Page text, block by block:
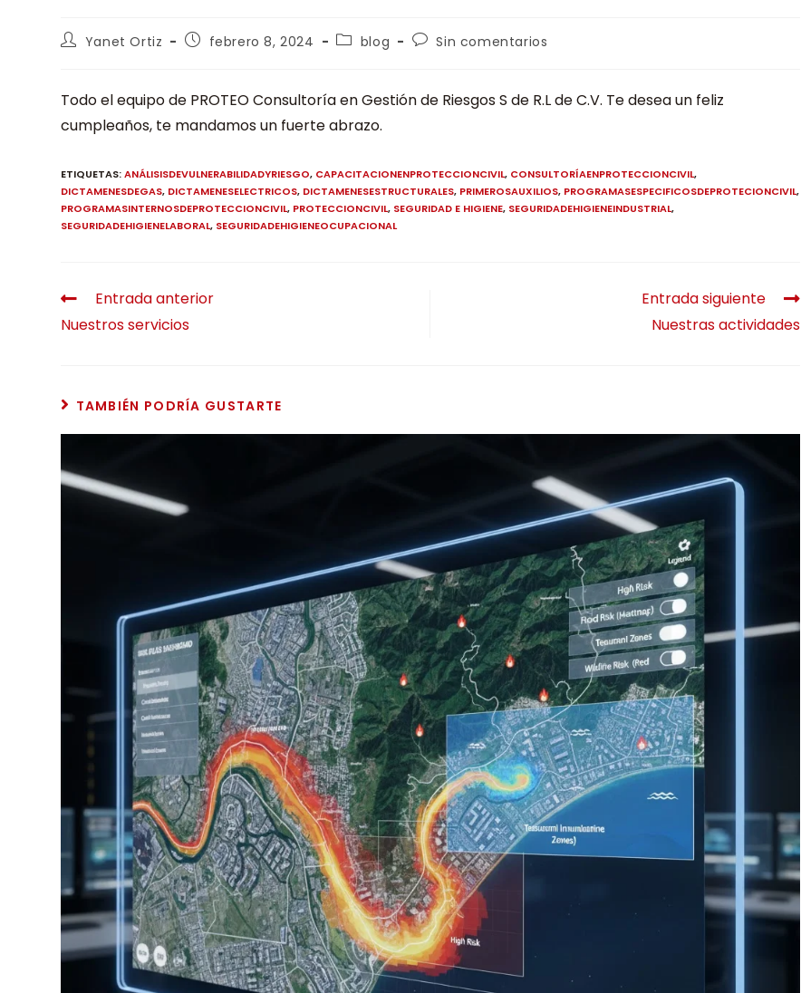
Yanet Ortiz febrero 8, 2024 blog Sin comentarios
Todo el equipo de PROTEO Consultoría en Gestión de Riesgos S de R.L de C.V. Te desea un feliz
cumpleaños, te mandamos un fuerte abrazo.
ETIQUETAS:ANÁLISISDEVULNERABILIDADYRIESGO, CAPACITACIONENPROTECCIONCIVIL, CONSULTORÍAENPROTECCIONCIVIL,
DICTAMENESDEGAS, DICTAMENESELECTRICOS, DICTAMENESESTRUCTURALES, PRIMEROSAUXILIOS, PROGRAMASESPECIFICOSDEPROTECIONCIVIL,
PROGRAMASINTERNOSDEPROTECCIONCIVIL, PROTECCIONCIVIL, SEGURIDAD E HIGIENE, SEGURIDADEHIGIENEINDUSTRIAL,
SEGURIDADEHIGIENELABORAL, SEGURIDADEHIGIENEOCUPACIONAL
Entrada anterior
Nuestros servicios
Entrada siguiente
Nuestras actividades
TAMBIÉN PODRÍA GUSTARTE